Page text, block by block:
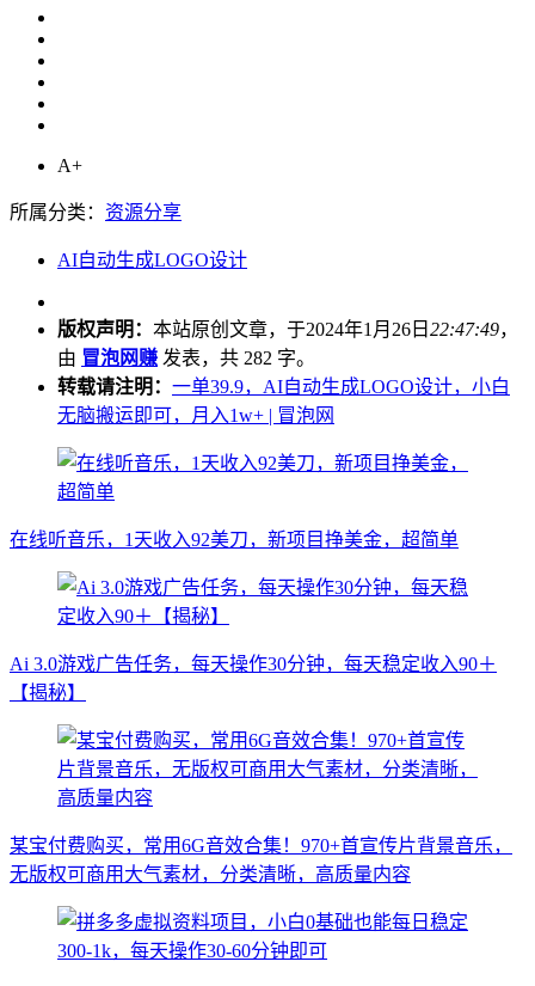
A+
所属分类： 资源分享
AI自动生成LOGO设计
版权声明： 本站原创文章，于2024年1月26日 22:47:49，
由 冒泡网赚 发表，共 282 字。
转载请注明： 一单39.9，AI自动生成LOGO设计，小白
无脑搬运即可，月入1w+ | 冒泡网
在线听音乐，1天收入92美刀，新项目挣美金，超简单
Ai 3.0游戏广告任务，每天操作30分钟，每天稳定收入90＋
【揭秘】
某宝付费购买，常用6G音效合集！970+首宣传片背景音乐，
无版权可商用大气素材，分类清晰，高质量内容